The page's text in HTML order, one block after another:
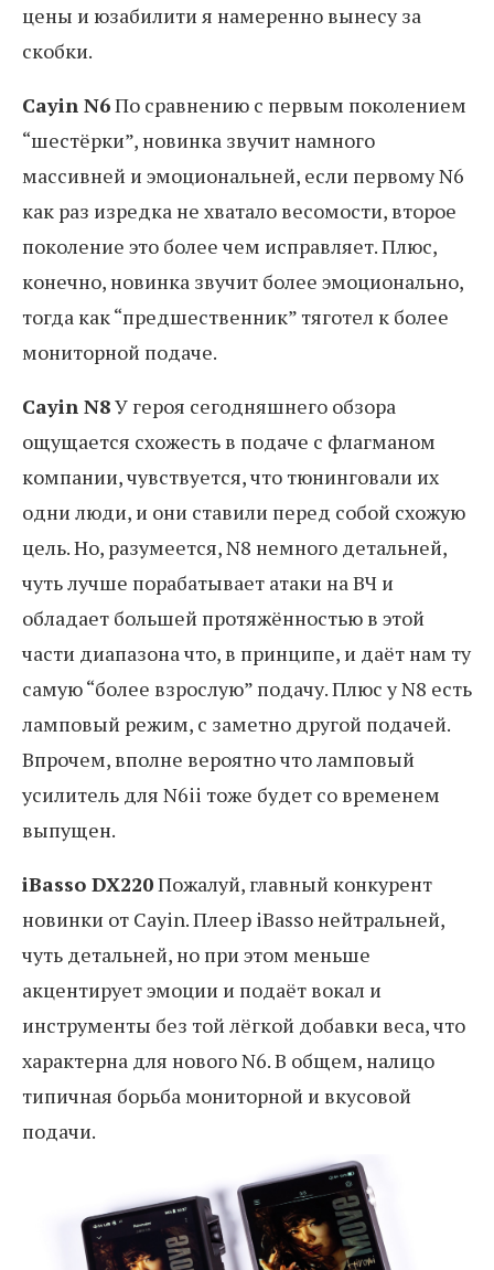
цены и юзабилити я намеренно вынесу за
скобки.
Cayin N6По сравнению с первым поколением
“шестёрки”, новинка звучит намного
массивней и эмоциональней, если первому N6
как раз изредка не хватало весомости, второе
поколение это более чем исправляет. Плюс,
конечно, новинка звучит более эмоционально,
тогда как “предшественник” тяготел к более
мониторной подаче.
Cayin N8У героя сегодняшнего обзора
ощущается схожесть в подаче с флагманом
компании, чувствуется, что тюнинговали их
одни люди, и они ставили перед собой схожую
цель. Но, разумеется, N8 немного детальней,
чуть лучше порабатывает атаки на ВЧ и
обладает большей протяжённостью в этой
части диапазона что, в принципе, и даёт нам ту
самую “более взрослую” подачу. Плюс у N8 есть
ламповый режим, с заметно другой подачей.
Впрочем, вполне вероятно что ламповый
усилитель для N6ii тоже будет со временем
выпущен.
iBasso DX220Пожалуй, главный конкурент
новинки от Cayin. Плеер iBasso нейтральней,
чуть детальней, но при этом меньше
акцентирует эмоции и подаёт вокал и
инструменты без той лёгкой добавки веса, что
характерна для нового N6. В общем, налицо
типичная борьба мониторной и вкусовой
подачи.